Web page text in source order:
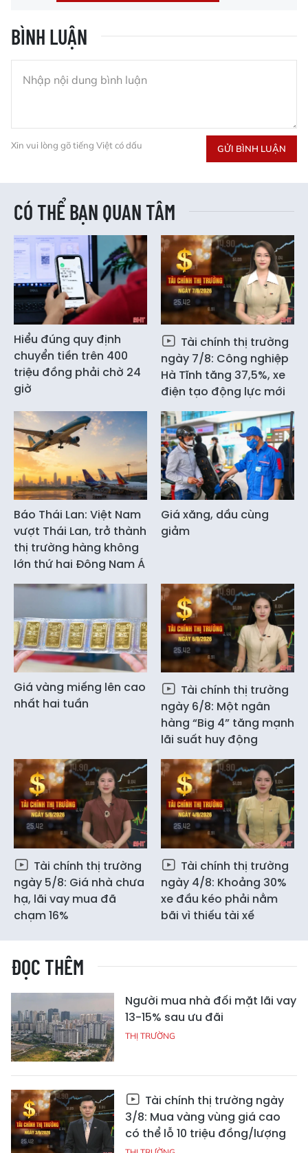
BÌNH LUẬN
Xin vui lòng gõ tiếng Việt có dấu GỬI BÌNH LUẬN
CÓ THỂ BẠN QUAN TÂM
Hiểu đúng quy định
chuyển tiền trên 400
triệu đồng phải chờ 24
giờ
Tài chính thị trường
ngày 7/8: Công nghiệp
Hà Tĩnh tăng 37,5%, xe
điện tạo động lực mới
Báo Thái Lan: Việt Nam
vượt Thái Lan, trở thành
thị trường hàng không
lớn thứ hai Đông Nam Á
Giá xăng, dầu cùng
giảm
Giá vàng miếng lên cao
nhất hai tuần
Tài chính thị trường
ngày 6/8: Một ngân
hàng “Big 4” tăng mạnh
lãi suất huy động
Tài chính thị trường
ngày 5/8: Giá nhà chưa
hạ, lãi vay mua đã
chạm 16%
Tài chính thị trường
ngày 4/8: Khoảng 30%
xe đầu kéo phải nằm
bãi vì thiếu tài xế
ĐỌC THÊM
Người mua nhà đối mặt lãi vay
13-15% sau ưu đãi
THỊ TRƯỜNG
Tài chính thị trường ngày
3/8: Mua vàng vùng giá cao
có thể lỗ 10 triệu đồng/lượng